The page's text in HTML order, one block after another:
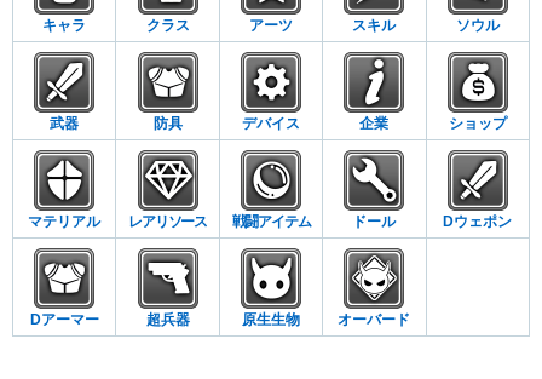
キャラ クラス アーツ スキル ソウル
武器 防具 デバイス 企業 ショップ
マテリアル レアリソース 戦闘アイテム ドール Dウェポン
Dアーマー 超兵器 原生生物 オーバード